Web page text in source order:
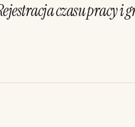
czasu pracy i